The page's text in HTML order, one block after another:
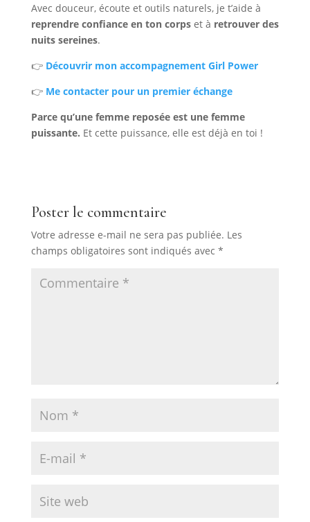
Avec douceur, écoute et outils naturels, je t’aide à
reprendre confiance en ton corpset à retrouver des
nuits sereines.
👉 Découvrir mon accompagnement Girl Power
👉 Me contacter pour un premier échange
Parce qu’une femme reposée est une femme
puissante. Et cette puissance, elle est déjà en toi !
Poster le commentaire
Votre adresse e-mail ne sera pas publiée. Les
champs obligatoires sont indiqués avec *